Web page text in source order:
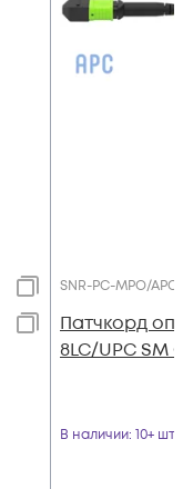
SNR-PC-MPO/
Патчкорд
8LC/UPC SM
В наличии: 10+ шт